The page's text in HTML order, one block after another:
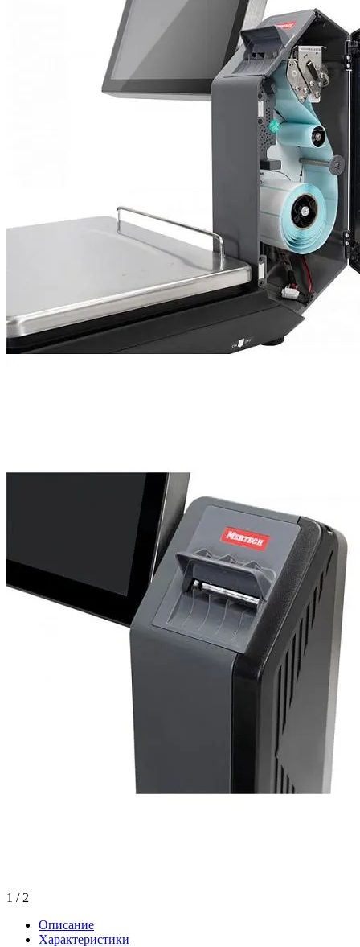
1 / 2
Описание
Характеристики